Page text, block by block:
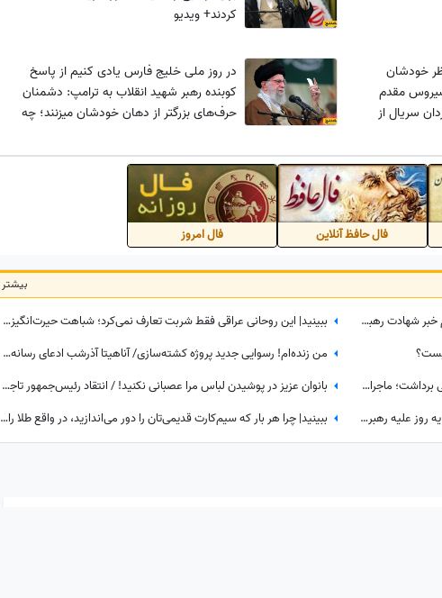
کردند+ ویدیو
خودشان
سیروس مقدم
سریال از
در روز ملی خلیج فارس یادی کنیم از پاسخ
کوبنده رهبر شهید انقلاب به ترامپ: دشمنان
حرف‌های بزرگتر از دهان خودشان میزنند؛ چه
به‌اضافه‌ی سواحل زیادی از...
فال حافظ آنلاین فال امروز
بیشتر
ببینید| پشت‌پرده یک تصمیم حساس و تاریخی؛ چرا اعلام خبر شهادت رهبر شهید به سحر موکول شد؟
ببینید| این روحانی عراقی فقط شربت تعارف نمی‌کرد؛ شباهت حیرت‌انگیزش به رهبر شهید انقلاب همه را در این موکب متوقف کرد
من زنده‌ام! رسوایی جدید پروژه‌ کشته‌سازی/ آناهیتا آذرشب ادعای رسانه‌های معاند درباره کشته‌شدنش را تکذیب کرد
سردار کوثری پرده از ناگفته‌های شب شهادت علی لاریجانی برداشت؛ ماجرای تماس آخر پسر شهید لاریجانی چه بود؟
بانوان عزیز در پوشیدن لباس مرا عصبانی نکنید! / انتقاد رئیس‌جمهور تاجیکستان از لباس زنان در این کشور: ناخن‌های رنگ‌شده و لباس‌های تا زیر زانو یا لخت چه معنایی دارد؟
تماشا کنید| از کابوس خیابان تا آرامش پیاده‌روی اربعین؛ یه روز علیه رهبر شهید شعار میدادم امروز شدم نایب الزیاره خود آقا...
ببینید| چرا هر بار که سیم‌کارت قدیمی‌تان را دور می‌اندازید، در واقع طلا را دور ریخته‌اید؟